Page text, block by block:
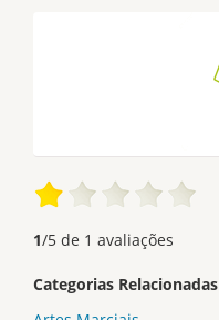
1/5 de 1 avaliações
Categorias Relacionadas